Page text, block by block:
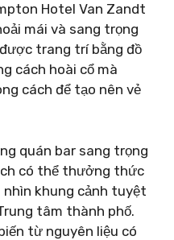
Hotel Van Zandt
mái và sang trọng
trang trí bằng đồ
cách hoài cổ mà
cách để tạo nên vẻ
quán bar sang trọng
có thể thưởng thức
nhìn khung cảnh tuyệt
tâm thành phố.
từ nguyên liệu có